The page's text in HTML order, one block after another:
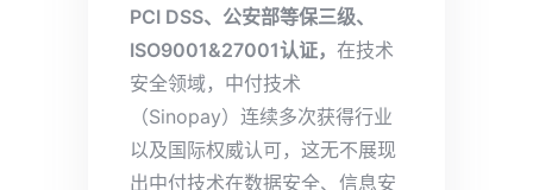
PCI DSS、公安部等保三级、
ISO9001&27001认证， 在技术
安全领域，中付技术
（Sinopay）连续多次获得行业
以及国际权威认可，这无不展现
出中付技术在数据安全、信息安